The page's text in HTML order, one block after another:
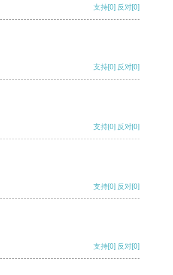
支持[0] 反对[0]
支持[0] 反对[0]
支持[0] 反对[0]
支持[0] 反对[0]
支持[0] 反对[0]